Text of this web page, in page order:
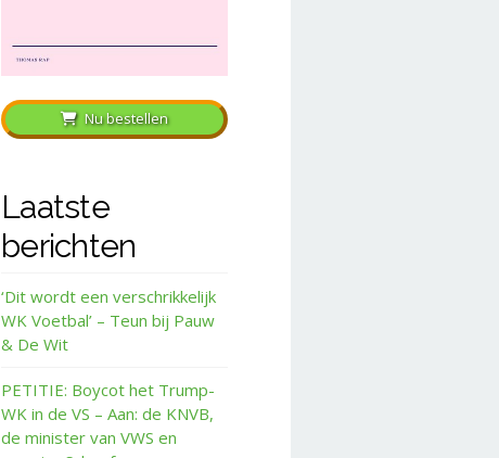
Nu bestellen
Laatste
berichten
‘Dit wordt een verschrikkelijk
WK Voetbal’ – Teun bij Pauw
& De Wit
PETITIE: Boycot het Trump-
WK in de VS – Aan: de KNVB,
de minister van VWS en